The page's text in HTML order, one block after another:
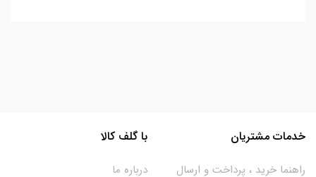
خدمات مشتریان
راهنما خرید ، پرداخت و ارسال
با گلف کالا
درباره ما